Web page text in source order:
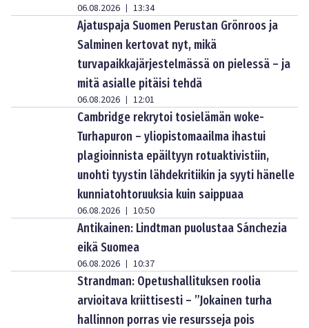
06.08.2026 | 13:34
Ajatuspaja Suomen Perustan Grönroos ja
Salminen kertovat nyt, mikä
turvapaikkajärjestelmässä on pielessä – ja
mitä asialle pitäisi tehdä
06.08.2026 | 12:01
Cambridge rekrytoi tosielämän woke-
Turhapuron – yliopistomaailma ihastui
plagioinnista epäiltyyn rotuaktivistiin,
unohti tyystin lähdekritiikin ja syyti hänelle
kunniatohtoruuksia kuin saippuaa
06.08.2026 | 10:50
Antikainen: Lindtman puolustaa Sánchezia
eikä Suomea
06.08.2026 | 10:37
Strandman: Opetushallituksen roolia
arvioitava kriittisesti – ”Jokainen turha
hallinnon porras vie resursseja pois